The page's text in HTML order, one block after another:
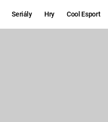
Seriály Hry Cool Esport